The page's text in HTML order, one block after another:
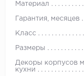
Материал
Гарантия, месяцев
Класс
Размеры
Декоры корпусов
кухни